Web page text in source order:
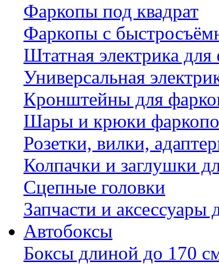
Фаркопы под квадрат
Фаркопы с
Штатная электрика
Универсальная
Кронштейны для
Шары и крюки
Розетки, вилки,
Колпачки и заглушки
Сцепные головки
Запчасти и аксессуары
Автобоксы
Боксы длиной до 170